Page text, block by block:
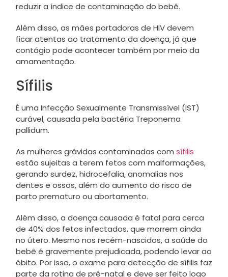
reduzir a índice de contaminação do bebê.
Além disso, as mães portadoras de HIV devem
ficar atentas ao tratamento da doença, já que
contágio pode acontecer também por meio da
amamentação.
Sífilis
É uma Infecção Sexualmente Transmissível (IST)
curável, causada pela bactéria Treponema
pallidum.
As mulheres grávidas contaminadas com sífilis
estão sujeitas a terem fetos com malformações,
gerando surdez, hidrocefalia, anomalias nos
dentes e ossos, além do aumento do risco de
parto prematuro ou abortamento.
Além disso, a doença causada é fatal para cerca
de 40% dos fetos infectados, que morrem ainda
no útero. Mesmo nos recém-nascidos, a saúde do
bebê é gravemente prejudicada, podendo levar ao
óbito. Por isso, o exame para detecção de sífilis faz
parte da rotina de pré-natal e deve ser feito logo